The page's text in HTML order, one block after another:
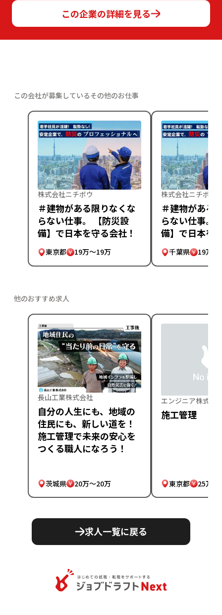
この企業の詳細を見る
この会社が募集しているその他のお仕事
株式会社ニチボウ
＃建物がある限りなくな
らない仕事。 【防災設
備】で日本を守る会社！
東京都 19万～19万
株式会社ニチボウ
＃建物がある
らない仕事。
備】で日本を
千葉県 19万～
他のおすすめ求人
長山工業株式会社
自分の人生にも、地域の
住民にも、新しい道を！
施工管理で未来の安心を
つくる職人になろう！
茨城県 20万～20万
エンジニア株式会
施工管理
東京都 25万～
求人一覧に戻る